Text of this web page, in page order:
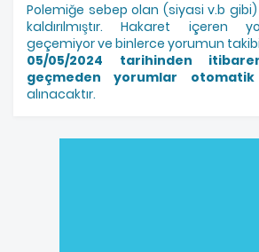
Polemiğe sebep olan (siyasi v.b
kaldırılmıştır. Hakaret içeren
geçemiyor ve binlerce yorumun
05/05/2024 tarihinden
geçmeden yorumlar
alınacaktır.